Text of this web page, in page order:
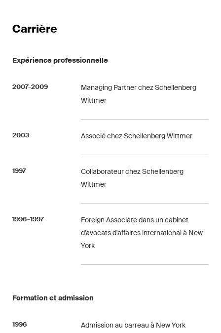
Carrière
Expérience professionnelle
2007-2009
Managing Partner chez Schellenberg
Wittmer
2003 Associé chez Schellenberg Wittmer
1997
Collaborateur chez Schellenberg
Wittmer
1996-1997
Foreign Associate dans un cabinet
d'avocats d'affaires international à New
York
Formation et admission
1996 Admission au barreau à New York